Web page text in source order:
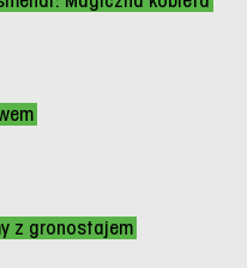
z gronostajem